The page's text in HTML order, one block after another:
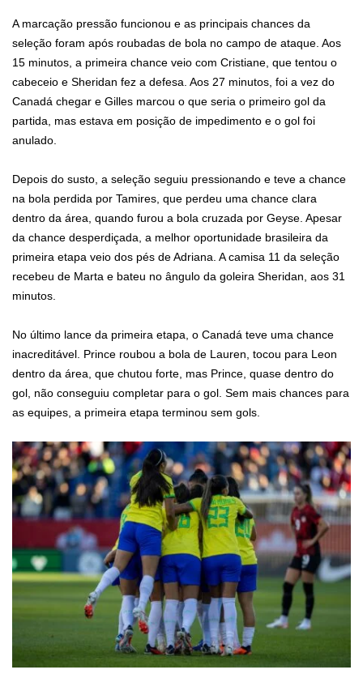
A marcação pressão funcionou e as principais chances da
seleção foram após roubadas de bola no campo de ataque. Aos
15 minutos, a primeira chance veio com Cristiane, que tentou o
cabeceio e Sheridan fez a defesa. Aos 27 minutos, foi a vez do
Canadá chegar e Gilles marcou o que seria o primeiro gol da
partida, mas estava em posição de impedimento e o gol foi
anulado.
Depois do susto, a seleção seguiu pressionando e teve a chance
na bola perdida por Tamires, que perdeu uma chance clara
dentro da área, quando furou a bola cruzada por Geyse. Apesar
da chance desperdiçada, a melhor oportunidade brasileira da
primeira etapa veio dos pés de Adriana. A camisa 11 da seleção
recebeu de Marta e bateu no ângulo da goleira Sheridan, aos 31
minutos.
No último lance da primeira etapa, o Canadá teve uma chance
inacreditável. Prince roubou a bola de Lauren, tocou para Leon
dentro da área, que chutou forte, mas Prince, quase dentro do
gol, não conseguiu completar para o gol. Sem mais chances para
as equipes, a primeira etapa terminou sem gols.